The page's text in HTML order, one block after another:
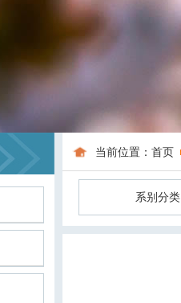
当前位置： 首页
系别分类